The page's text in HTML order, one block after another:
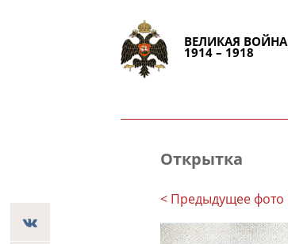
ВЕЛИКАЯ ВОЙНА
1914 – 1918
Открытка
< Предыдущее фото